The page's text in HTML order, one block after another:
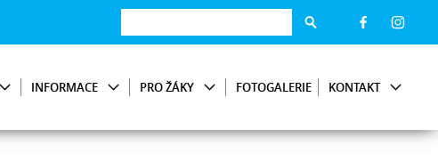
INFORMACE PRO ŽÁKY FOTOGALERIE KONTAKT